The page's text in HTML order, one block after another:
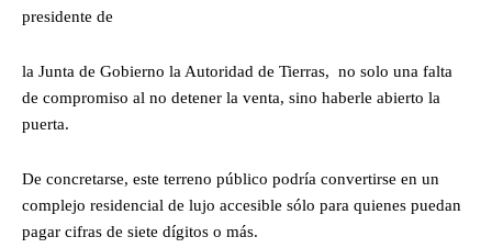
presidente de
la Junta de Gobierno la Autoridad de Tierras, no solo una falta
de compromiso al no detener la venta, sino haberle abierto la
puerta.
De concretarse, este terreno público podría convertirse en un
complejo residencial de lujo accesible sólo para quienes puedan
pagar cifras de siete dígitos o más.